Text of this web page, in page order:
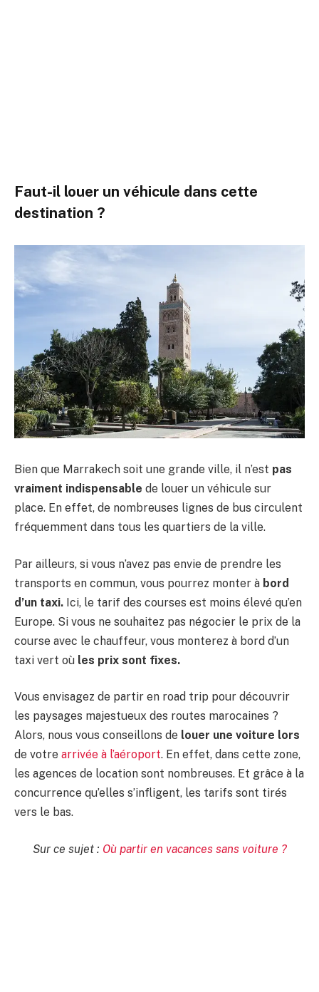
Faut-il louer un véhicule dans cette
destination ?
Bien que Marrakech soit une grande ville, il n’est pas
vraiment indispensable de louer un véhicule sur
place. En effet, de nombreuses lignes de bus circulent
fréquemment dans tous les quartiers de la ville.
Par ailleurs, si vous n’avez pas envie de prendre les
transports en commun, vous pourrez monter à bord
d’un taxi. Ici, le tarif des courses est moins élevé qu’en
Europe. Si vous ne souhaitez pas négocier le prix de la
course avec le chauffeur, vous monterez à bord d’un
taxi vert où les prix sont fixes.
Vous envisagez de partir en road trip pour découvrir
les paysages majestueux des routes marocaines ?
Alors, nous vous conseillons de louer une voiture lors
de votre arrivée à l’aéroport. En effet, dans cette zone,
les agences de location sont nombreuses. Et grâce à la
concurrence qu’elles s’infligent, les tarifs sont tirés
vers le bas.
Sur ce sujet : Où partir en vacances sans voiture ?